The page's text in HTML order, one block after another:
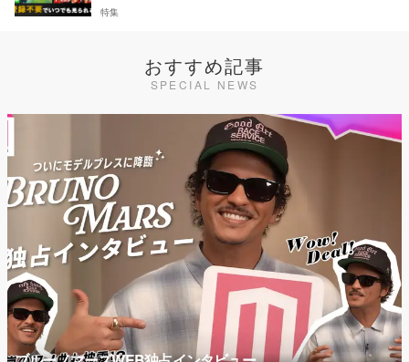
特集
おすすめ記事
SPECIAL NEWS